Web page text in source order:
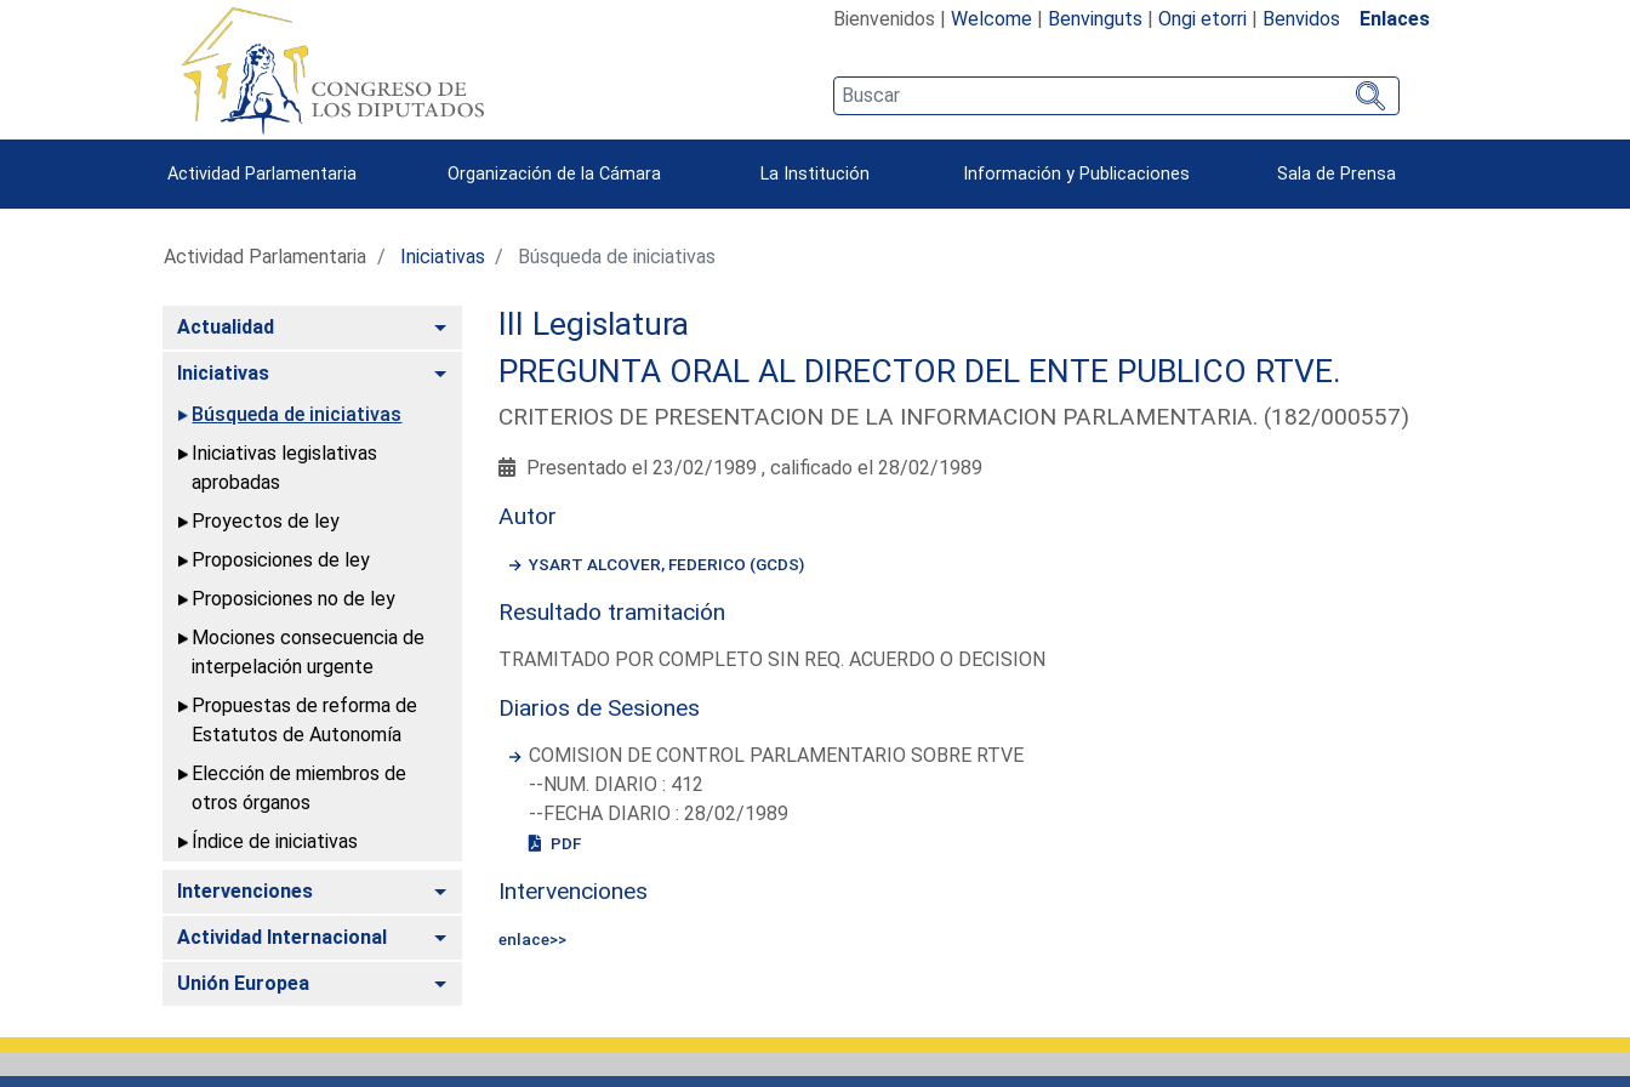
Bienvenidos | Welcome| Benvinguts | Ongi etorri| Benvidos Enlaces
Actividad Parlamentaria Organización de la Cámara La Institución Información y Publicaciones Sala de Prensa
Actividad Parlamentaria Iniciativas Búsqueda de iniciativas
Actualidad Alternar
Iniciativas
Alternar
Búsqueda de iniciativas
Iniciativas legislativas
aprobadas
Proyectos de ley
Proposiciones de ley
Proposiciones no de ley
Mociones consecuencia de
interpelación urgente
Propuestas de reforma de
Estatutos de Autonomía
Elección de miembros de
otros órganos
Índice de iniciativas
Intervenciones Alternar
Actividad Internacional Alternar
Unión Europea Alternar
III Legislatura
PREGUNTA ORAL AL DIRECTOR DEL ENTE PUBLICO RTVE.
CRITERIOS DE PRESENTACION DE LA INFORMACION PARLAMENTARIA. (182/000557)
Presentado el 23/02/1989 , calificado el 28/02/1989
Autor
YSART ALCOVER, FEDERICO (GCDS)
Resultado tramitación
TRAMITADO POR COMPLETO SIN REQ. ACUERDO O DECISION
Diarios de Sesiones
COMISION DE CONTROL PARLAMENTARIO SOBRE RTVE
--NUM. DIARIO : 412
--FECHA DIARIO : 28/02/1989
PDF
Intervenciones
enlace>>